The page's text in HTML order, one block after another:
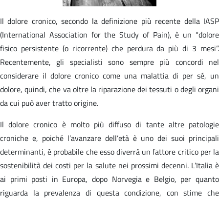
Il dolore cronico, secondo la definizione più recente della IASP
(International Association for the Study of Pain), è un “dolore
fisico persistente (o ricorrente) che perdura da più di 3 mesi”.
Recentemente, gli specialisti sono sempre più concordi nel
considerare il dolore cronico come una malattia di per sé, un
dolore, quindi, che va oltre la riparazione dei tessuti o degli organi
da cui può aver tratto origine.
Il dolore cronico è molto più diffuso di tante altre patologie
croniche e, poiché l’avanzare dell’età è uno dei suoi principali
determinanti, è probabile che esso diverrà un fattore critico per la
sostenibilità dei costi per la salute nei prossimi decenni. L’Italia è
ai primi posti in Europa, dopo Norvegia e Belgio, per quanto
riguarda la prevalenza di questa condizione, con stime che